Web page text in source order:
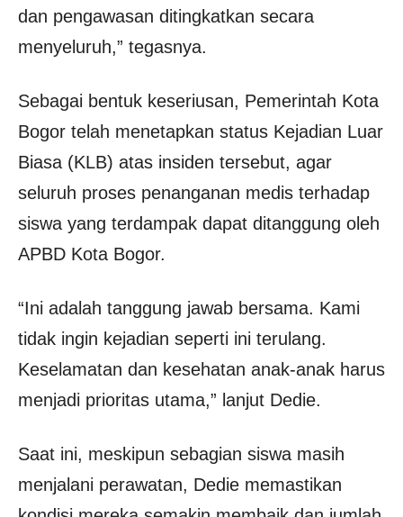
dan pengawasan ditingkatkan secara
menyeluruh,” tegasnya.
Sebagai bentuk keseriusan, Pemerintah Kota
Bogor telah menetapkan status Kejadian Luar
Biasa (KLB) atas insiden tersebut, agar
seluruh proses penanganan medis terhadap
siswa yang terdampak dapat ditanggung oleh
APBD Kota Bogor.
“Ini adalah tanggung jawab bersama. Kami
tidak ingin kejadian seperti ini terulang.
Keselamatan dan kesehatan anak-anak harus
menjadi prioritas utama,” lanjut Dedie.
Saat ini, meskipun sebagian siswa masih
menjalani perawatan, Dedie memastikan